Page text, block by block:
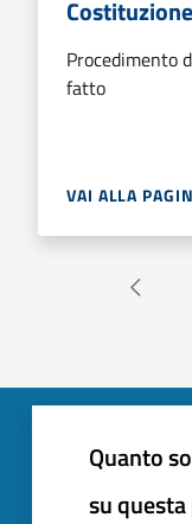
Procedimento
fatto
VAI ALLA
Pagina
Quanto
su